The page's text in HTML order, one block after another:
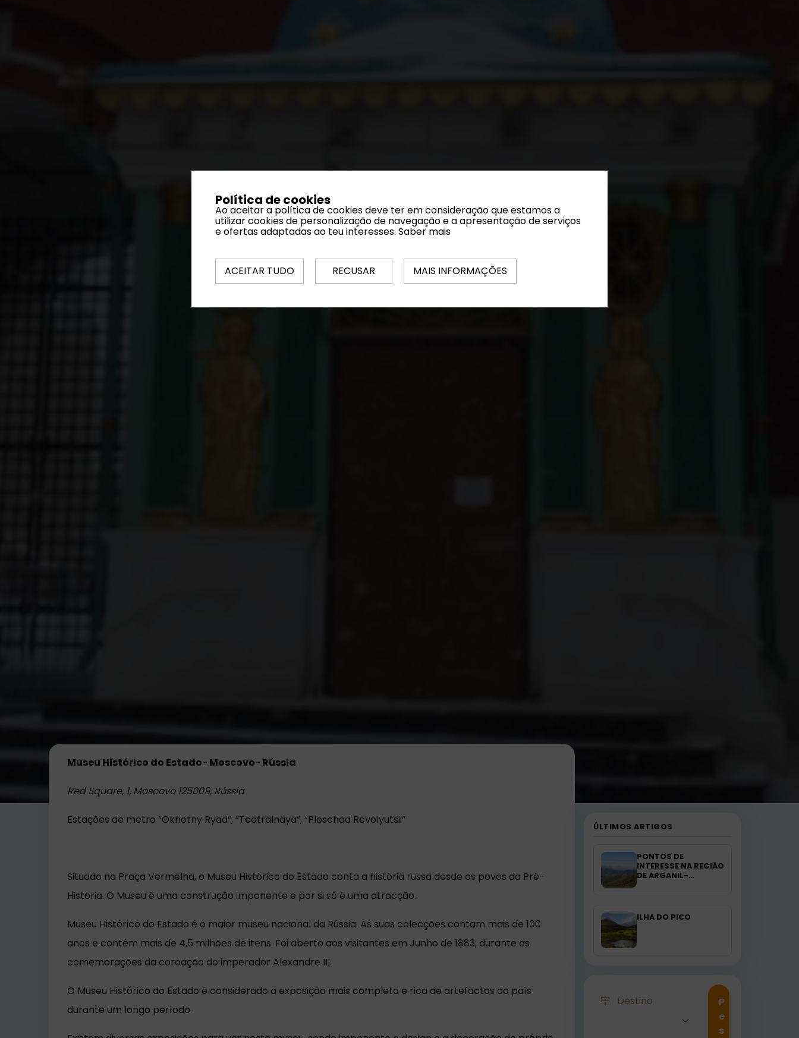
Museu Histórico do Estado- Moscovo- Rússia
Red Square, 1, Moscovo 125009, Rússia
Estações de metro “Okhotny Ryad”, “Teatralnaya”, “Ploschad Revolyutsii”
Situado na Praça Vermelha, o Museu Histórico do Estado conta a história russa desde os povos da Pré-
História. O Museu é uma construção imponente e por si só é uma atracção.
Museu Histórico do Estado é o maior museu nacional da Rússia. As suas colecções contam mais de 100
anos e contêm mais de 4,5 milhões de itens. Foi aberto aos visitantes em Junho de 1883, durante as
comemorações da coroação do imperador Alexandre III.
O Museu Histórico do Estado é considerado a exposição mais completa e rica de artefactos do país
durante um longo período.
ÚLTIMOS ARTIGOS
PONTOS DE
INTERESSE NA REGIÃO
DE ARGANIL-
ILHA DO PICO
Destino
P
e
s
Política de cookies
Ao aceitar a política de cookies deve ter em consideração que estamos a
utilizar cookies de personalização de navegação e a apresentação de serviços
e ofertas adaptadas ao teu interesses. Saber mais
ACEITAR TUDO RECUSAR MAIS INFORMAÇÕES